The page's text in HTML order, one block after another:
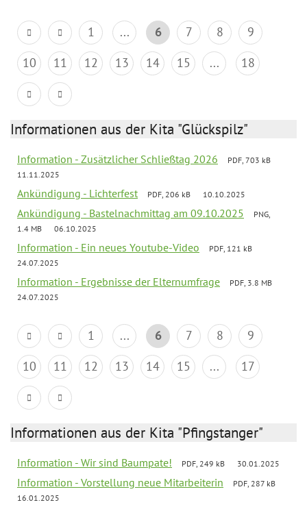
1 ... 6 7 8
9
10
11 12 13 14 15 ... 18
Informationen aus der Kita "Glückspilz"
Information - Zusätzlicher Schließtag 2026
PDF, 703 kB
11.11.2025
Ankündigung - Lichterfest PDF, 206 kB 10.10.2025
Ankündigung - Bastelnachmittag am 09.10.2025
PNG,
1.4 MB
06.10.2025
Information - Ein neues Youtube-Video
PDF, 121 kB
24.07.2025
Information - Ergebnisse der Elternumfrage
PDF, 3.8 MB
24.07.2025
1 ... 6 7 8
9
10
11 12 13 14 15 ... 17
Informationen aus der Kita "Pfingstanger"
Information - Wir sind Baumpate! PDF, 249 kB 30.01.2025
Information - Vorstellung neue Mitarbeiterin
PDF, 287 kB
16.01.2025